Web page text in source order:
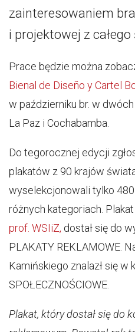
zainteresowaniem
i projektowej z
Prace będzie można
Bienal de Diseño y Cartel
w październiku br. w
La Paz i Cochabamba.
Do tegorocznej edycji
plakatów z 90 krajów
wyselekcjonowali tylko
różnych kategoriach. Plakat
prof. WSIiZ, dostał się do
PLAKATY REKLAMOWE.
Kamińskiego znalazł się w
SPOŁECZNOŚCIOWE.
Plakat, który dostał się do